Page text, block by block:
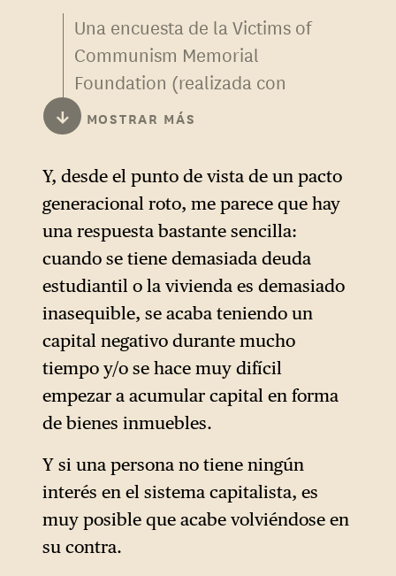
social en un gigante mundial
de la publicidad digital entre
2008 y 2022. Mark
Andreessen, a quien nuestros
empresario, inversor y
pionero de Internet,
cofundador de Netscape —
uno de los primeros
navegadores web— y del
fondo de capital riesgo
Andreessen Horowitz (a16z),
que financia numerosas
empresas tecnológicas (como
Airbnb, Coinbase u OpenAI).
También forma parte del
consejo de administración de
Meta (Facebook) desde 2008
y está considerado como una
de las figuras más influyentes
Una encuesta de la Victims of
Communism Memorial
Foundation (realizada con
YouGov) sobre las «
de Estados Unidos hacia el
socialismo, el comunismo y el
colectivismo» indicaba que,
en 2019, el 70% de las
personas nacidas entre 1981 y
1996 afirmaban que eran «al
menos bastante propensas» a
votar por un candidato que se
declarara socialista.
↓ MOSTRAR MÁS
Y, desde el punto de vista de un pacto
generacional roto, me parece que hay
una respuesta bastante sencilla:
cuando se tiene demasiada deuda
estudiantil o la vivienda es demasiado
inasequible, se acaba teniendo un
capital negativo durante mucho
tiempo y/o se hace muy difícil
empezar a acumular capital en forma
de bienes inmuebles.
Y si una persona no tiene ningún
interés en el sistema capitalista, es
muy posible que acabe volviéndose en
su contra.